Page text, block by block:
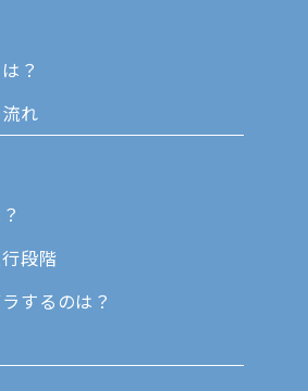
？
れ
段階
するのは？